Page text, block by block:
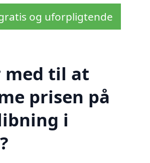
og uforpligtende
med til at
prisen på
i